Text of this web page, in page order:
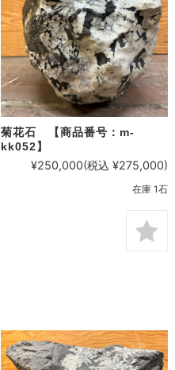
菊花石 【商品番号：m-
kk052】
¥250,000(税込 ¥275,000)
在庫 1石